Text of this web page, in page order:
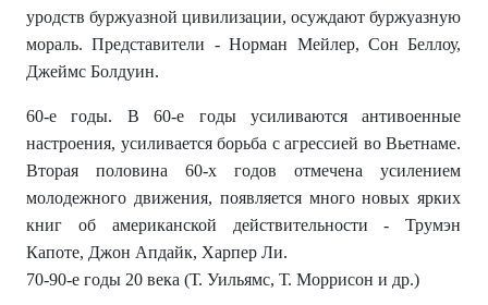
уродств буржуазной цивилизации, осуждают буржуазную
мораль. Представители - Норман Мейлер, Сон Беллоу,
Джеймс Болдуин.
60-е годы. В 60-е годы усиливаются антивоенные
настроения, усиливается борьба с агрессией во Вьетнаме.
Вторая половина 60-х годов отмечена усилением
молодежного движения, появляется много новых ярких
книг об американской действительности - Трумэн
Капоте, Джон Апдайк, Харпер Ли.
70-90-е годы 20 века (Т. Уильямс, Т. Моррисон и др.)